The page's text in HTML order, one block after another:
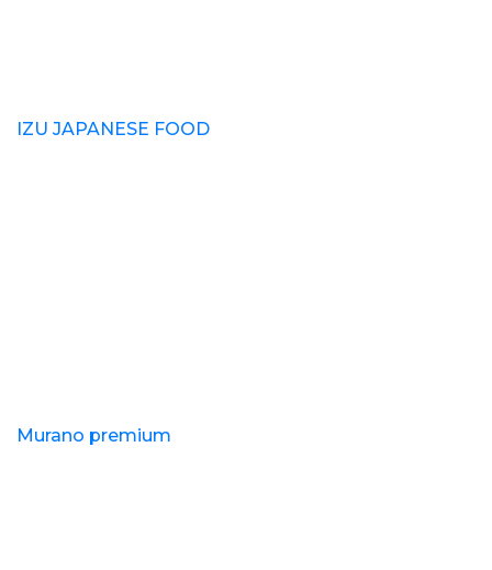
IZU JAPANESE FOOD
Murano premium